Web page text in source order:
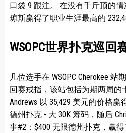
口袋 9 跟注。 在没有千斤顶的
琼斯赢得了职业生涯最高的
WSOPC世界扑克巡回
几位选手在 WSOPC Cherokee
回赛戒指，该站包括为期两周的
Andrews 以 35,429 美元的价格
德州扑克 - 大 30K 筹码，随后
事#2：$400 无限德州扑克，赢得